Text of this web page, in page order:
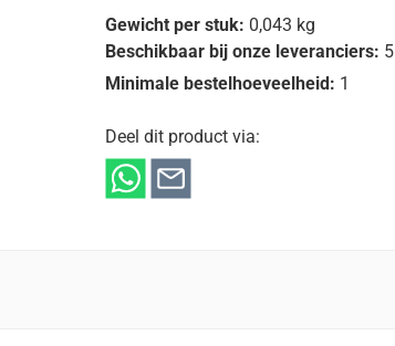
Gewicht per stuk: 0,043 kg
Beschikbaar bij onze leveranciers: 5
Minimale bestelhoeveelheid: 1
Deel dit product via: